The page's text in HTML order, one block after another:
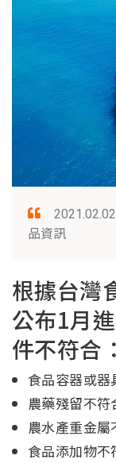
品資訊
根據台灣
公布1月
件不符合：
食品容器或器
農藥殘留不符
農水產重金屬
食品添加物不